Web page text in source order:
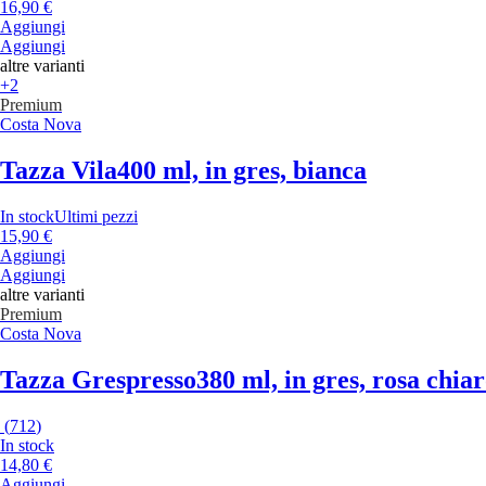
16,90 €
Aggiungi
Aggiungi
altre varianti
+2
Premium
Costa Nova
Tazza Vila400 ml, in gres, bianca
In stockUltimi pezzi
15,90 €
Aggiungi
Aggiungi
altre varianti
Premium
Costa Nova
Tazza Grespresso380 ml, in gres, rosa
(712)
In stock
14,80 €